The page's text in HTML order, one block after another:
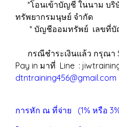
*โอนเข้าบัญชี ในนาม บริ
ทรัพยากรมนุษย์ จำกัด
* บัญชีออมทรัพย์ เลขที่บัญ
กรณีชำระเงินแล้ว กรุณา
Pay in มาที่ Line :
dtntraining456@gmail.com
การหัก ณ ที่จ่าย (1% หรือ